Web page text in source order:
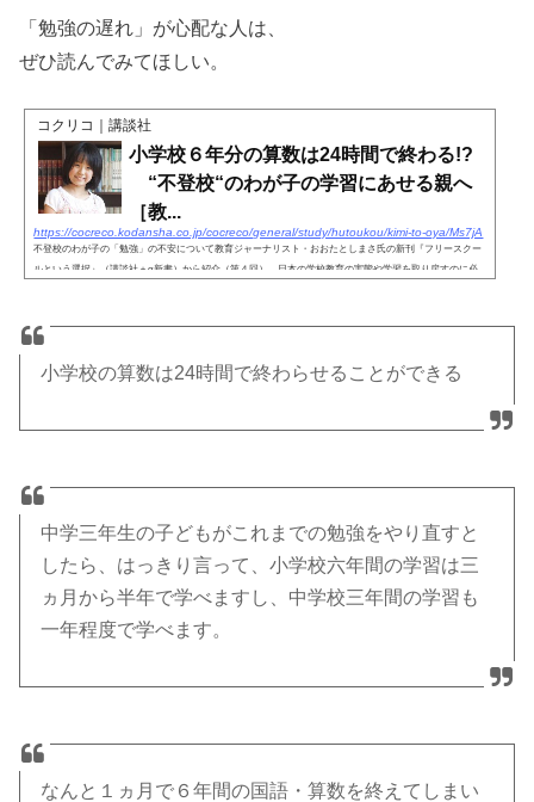
「勉強の遅れ」が心配な人は、
ぜひ読んでみてほしい。
コクリコ｜講談社
小学校６年分の算数は24時間で終わる!?
“不登校“のわが子の学習にあせる親へ
［教...
https://cocreco.kodansha.co.jp/cocreco/general/study/hutoukou/kimi-to-oya/Ms7jA
不登校のわが子の「勉強」の不安について教育ジャーナリスト・おおたとしまさ氏の新刊『フリースクー
ルという選択』（講談社＋α新書）から紹介（第４回）。日本の学校教育の実態や学習を取り戻すのに必
小学校の算数は24時間で終わらせることができる
中学三年生の子どもがこれまでの勉強をやり直すと
したら、はっきり言って、小学校六年間の学習は三
ヵ月から半年で学べますし、中学校三年間の学習も
一年程度で学べます。
なんと１ヵ月で６年間の国語・算数を終えてしまい